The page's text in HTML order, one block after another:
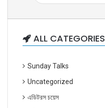
ALL CATEGORIES
Sunday Talks
Uncategorized
এডিটরস চয়েস